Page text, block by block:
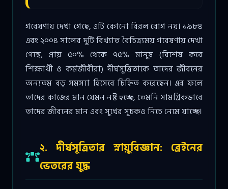
গবেষণায় দেখা গেছে, এটি কোনো বিরল রোগ নয়। ১৯৮৪
এবং ২০০৪ সালের দুটি বিখ্যাত বৈচিত্র্যময় গবেষণায় দেখা
গেছে, প্রায় ৫০% থেকে ৭৫% মানুষ (বিশেষ করে
শিক্ষার্থী ও কর্মজীবীরা) দীর্ঘসূত্রিতাকে তাদের জীবনের
অন্যতম বড় সমস্যা হিসেবে চিহ্নিত করেছেন। এর ফলে
তাদের কাজের মান যেমন নষ্ট হচ্ছে, তেমনি সামগ্রিকভাবে
তাদের জীবনের মান এবং সুখের সূচকও নিচে নেমে যাচ্ছে।
২. দীর্ঘসূত্রিতার স্নায়ুবিজ্ঞান: ব্রেইনের
ভেতরের যুদ্ধ